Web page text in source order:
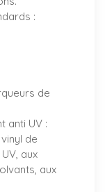
:
de
anti UV :
de
aux
aux